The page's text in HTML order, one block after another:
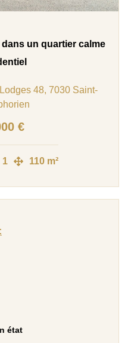
un quartier calme
48, 7030 Saint-
€
1 110 m²
état